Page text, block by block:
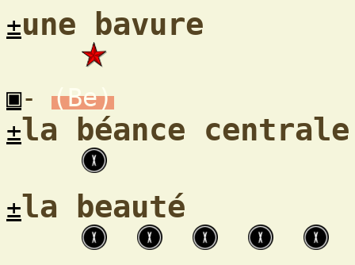
±une bavure
▣-
(Be)
±la béance centrale
±la beauté